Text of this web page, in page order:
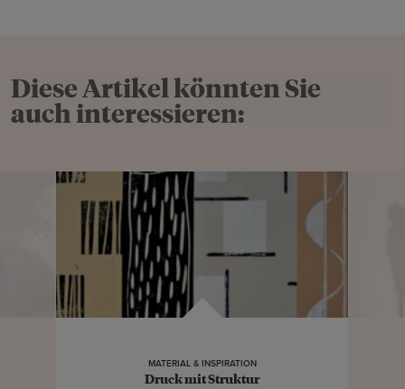
Diese Artikel könnten Sie
auch interessieren:
MATERIAL & INSPIRATION
Druck mit Struktur